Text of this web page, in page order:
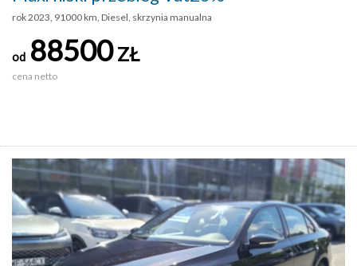
rok 2023, 91000 km, Diesel, skrzynia manualna
od 88500ZŁ
cena netto